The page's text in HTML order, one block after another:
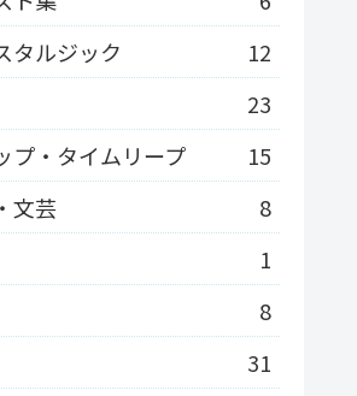
タルジック
12
23
プ・タイムリープ
15
文芸
8
1
8
31